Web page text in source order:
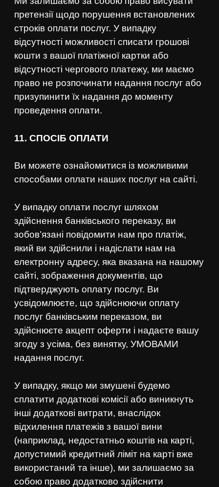
претензії щодо порушення встановлених
строків оплати послуг. У випадку
відсутності можливості списати грошові
кошти з вашої платіжної картки або
відсутності чергового платежу, ми маємо
право не розпочинати надання послуг або
призупинити їх надання до моменту
проведення оплати.
11. СПОСІБ ОПЛАТИ
Ви можете ознайомитися із можливими
способами оплати наших послуг на сайті.
У випадку оплати послуг шляхом
здійснення банківського переказу, ви
зобов’язані повідомити нам про платіж,
який ви здійснили і надіслати нам на
електронну адресу, яка вказана на нашому
сайті, зображення документів, що
підтверджують оплату послуг. Ви
усвідомлюєте, що здійснюючи оплату
послуг банківським переказом, ви
здійснюєте акцепт оферти і надаєте вашу
згоду з усіма, без винятку, УМОВАМИ
надання послуг.
У випадку, якщо ми змушені будемо
сплатити додаткові комісії або виникнуть
інші додаткові витрати, внаслідок
відхилення платежів з вашої вини
(наприклад, недостатньо коштів на карті,
допустимий кредитний ліміт на карті вже
використаний та інше), ми залишаємо за
собою право додатково здійснити